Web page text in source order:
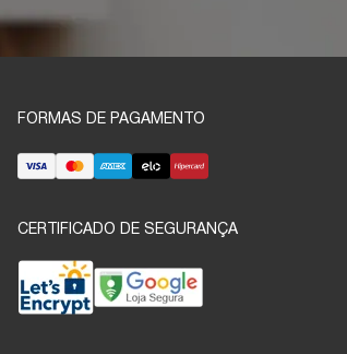
FORMAS DE PAGAMENTO
CERTIFICADO DE SEGURANÇA